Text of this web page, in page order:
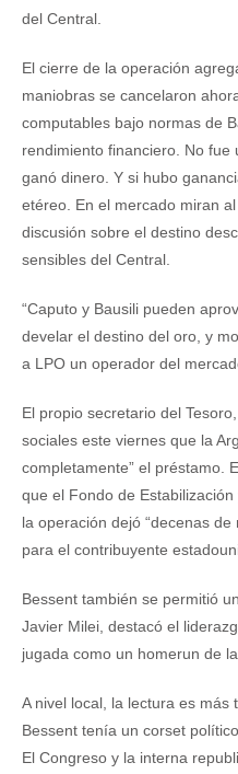
del Central.
El cierre de la operación
maniobras se cancelaron
computables bajo normas de
rendimiento financiero. No fue
ganó dinero. Y si hubo
etéreo. En el mercado miran
discusión sobre el destino
sensibles del Central.
“Caputo y Bausili pueden
develar el destino del oro, y
a LPO un operador del
El propio secretario del
sociales este viernes que la
completamente” el préstamo.
que el Fondo de
la operación dejó “decenas
para el contribuyente
Bessent también se permitió
Javier Milei, destacó el
jugada como un homerun de
A nivel local, la lectura es más
Bessent tenía un corset
El Congreso y la interna